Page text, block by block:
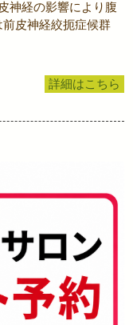
神経の影響により腹
皮神経絞扼症候群
詳細はこちら